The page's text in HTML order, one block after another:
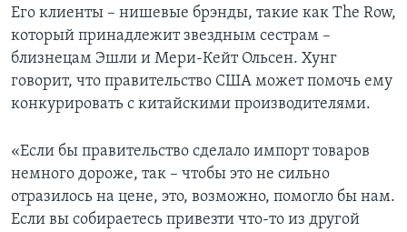
Его клиенты – нишевые брэнды, такие как The Row,
который принадлежит звездным сестрам –
близнецам Эшли и Мери-Кейт Ольсен. Хунг
говорит, что правительство США может помочь ему
конкурировать с китайскими производителями.
«Если бы правительство сделало импорт товаров
немного дороже, так – чтобы это не сильно
отразилось на цене, это, возможно, помогло бы нам.
Если вы собираетесь привезти что-то из другой